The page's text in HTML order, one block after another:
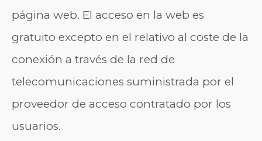
página web. El acceso en la web es
gratuito excepto en el relativo al coste de la
conexión a través de la red de
telecomunicaciones suministrada por el
proveedor de acceso contratado por los
usuarios.